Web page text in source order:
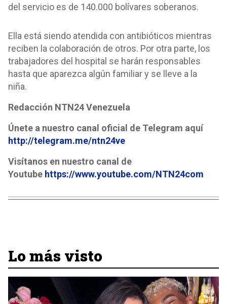
del servicio es de 140.000 bolívares soberanos.
Ella está siendo atendida con antibióticos mientras
reciben la colaboración de otros. Por otra parte, los
trabajadores del hospital se harán responsables
hasta que aparezca algún familiar y se lleve a la
niña.
Redacción NTN24 Venezuela
Únete a nuestro canal oficial de Telegram aquí
http://telegram.me/ntn24ve
Visítanos en nuestro canal de
Youtube https://www.youtube.com/NTN24com
Lo más visto